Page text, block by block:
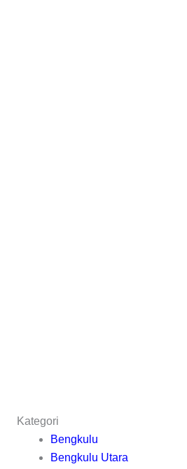
Kategori
Bengkulu
Bengkulu Utara